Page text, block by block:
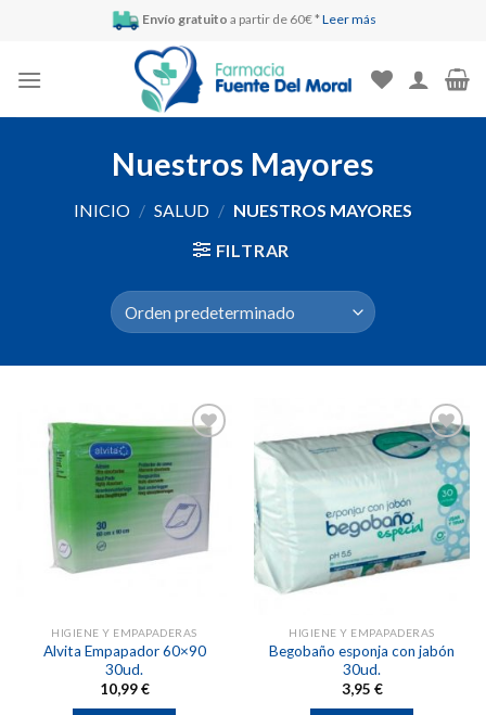
Envío gratuito a partir de 60€ * Leer más
Nuestros Mayores
INICIO / SALUD / NUESTROS MAYORES
FILTRAR
Añadir
a la
lista de
deseos
HIGIENE Y EMPAPADERAS
Alvita Empapador 60×90
30ud.
10,99€
Añadir
a la
lista de
deseos
HIGIENE Y EMPAPADERAS
Begobaño esponja con jabón
30ud.
3,95 €